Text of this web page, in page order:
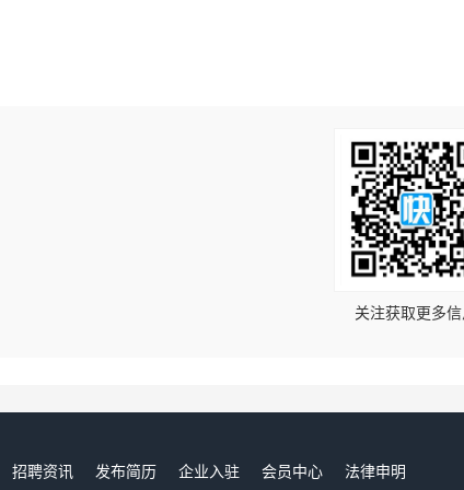
关注获取更多
招聘资讯 发布简历 企业入驻 会员中心 法律申明